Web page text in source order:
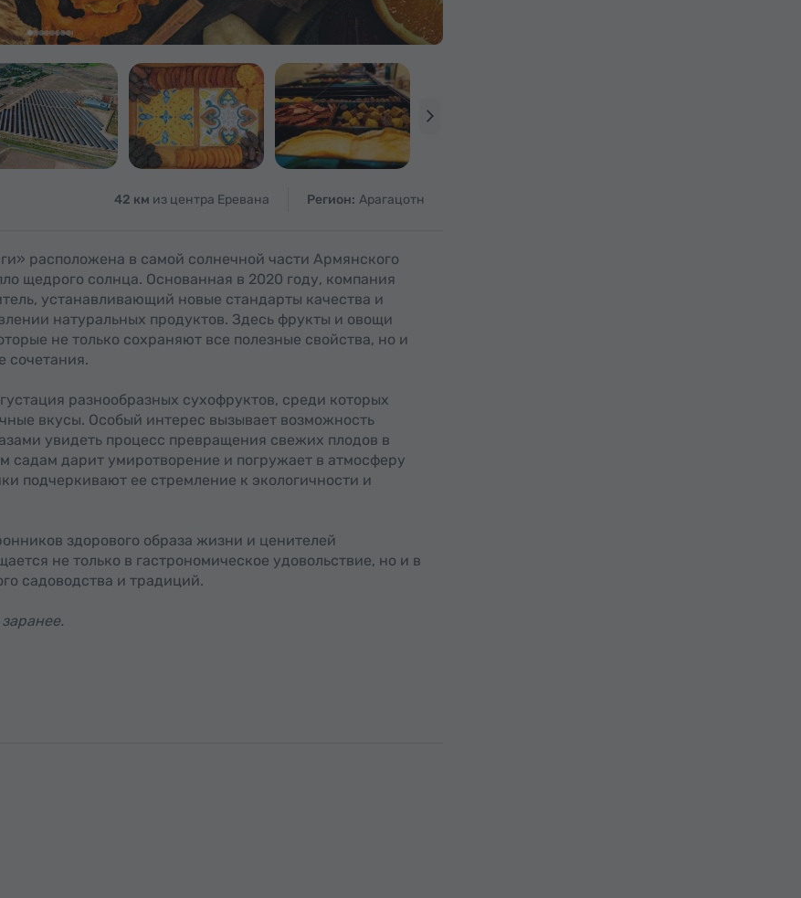
42 км из центра Еревана Регион: Арагацотн
расположена в самой солнечной части Армянского
щедрого солнца. Основанная в 2020 году, компания
устанавливающий новые стандарты качества и
натуральных продуктов. Здесь фрукты и овощи
не только сохраняют все полезные свойства, но и
сочетания.
разнообразных сухофруктов, среди которых
вкусы. Особый интерес вызывает возможность
увидеть процесс превращения свежих плодов в
садам дарит умиротворение и погружает в атмосферу
подчеркивают ее стремление к экологичности и
здорового образа жизни и ценителей
не только в гастрономическое удовольствие, но и в
садоводства и традиций.